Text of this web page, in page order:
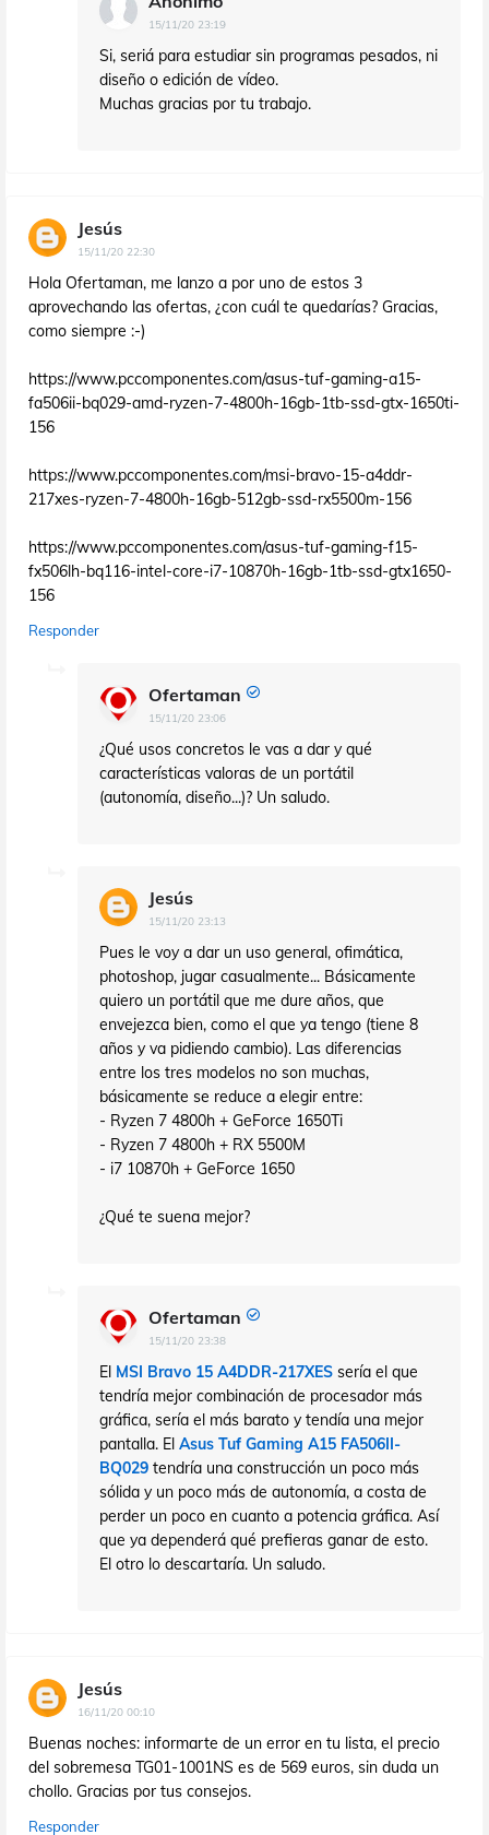
15/11/20 23:19
Si, seriá para estudiar sin programas pesados, ni
diseño o edición de vídeo.
Muchas gracias por tu trabajo.
Jesús
15/11/20 22:30
Hola Ofertaman, me lanzo a por uno de estos 3
aprovechando las ofertas, ¿con cuál te quedarías? Gracias,
como siempre :-)
https://www.pccomponentes.com/asus-tuf-gaming-a15-
fa506ii-bq029-amd-ryzen-7-4800h-16gb-1tb-ssd-gtx-1650ti-
156
https://www.pccomponentes.com/msi-bravo-15-a4ddr-
217xes-ryzen-7-4800h-16gb-512gb-ssd-rx5500m-156
https://www.pccomponentes.com/asus-tuf-gaming-f15-
fx506lh-bq116-intel-core-i7-10870h-16gb-1tb-ssd-gtx1650-
156
Responder
Ofertaman
15/11/20 23:06
¿Qué usos concretos le vas a dar y qué
características valoras de un portátil
(autonomía, diseño...)? Un saludo.
Jesús
15/11/20 23:13
Pues le voy a dar un uso general, ofimática,
photoshop, jugar casualmente... Básicamente
quiero un portátil que me dure años, que
envejezca bien, como el que ya tengo (tiene 8
años y va pidiendo cambio). Las diferencias
entre los tres modelos no son muchas,
básicamente se reduce a elegir entre:
- Ryzen 7 4800h + GeForce 1650Ti
- Ryzen 7 4800h + RX 5500M
- i7 10870h + GeForce 1650
¿Qué te suena mejor?
Ofertaman
15/11/20 23:38
El MSI Bravo 15 A4DDR-217XES sería el que
tendría mejor combinación de procesador más
gráfica, sería el más barato y tendía una mejor
pantalla. El Asus Tuf Gaming A15 FA506II-
BQ029 tendría una construcción un poco más
sólida y un poco más de autonomía, a costa de
perder un poco en cuanto a potencia gráfica. Así
que ya dependerá qué prefieras ganar de esto.
El otro lo descartaría. Un saludo.
Jesús
16/11/20 00:10
Buenas noches: informarte de un error en tu lista, el precio
del sobremesa TG01-1001NS es de 569 euros, sin duda un
chollo. Gracias por tus consejos.
Responder